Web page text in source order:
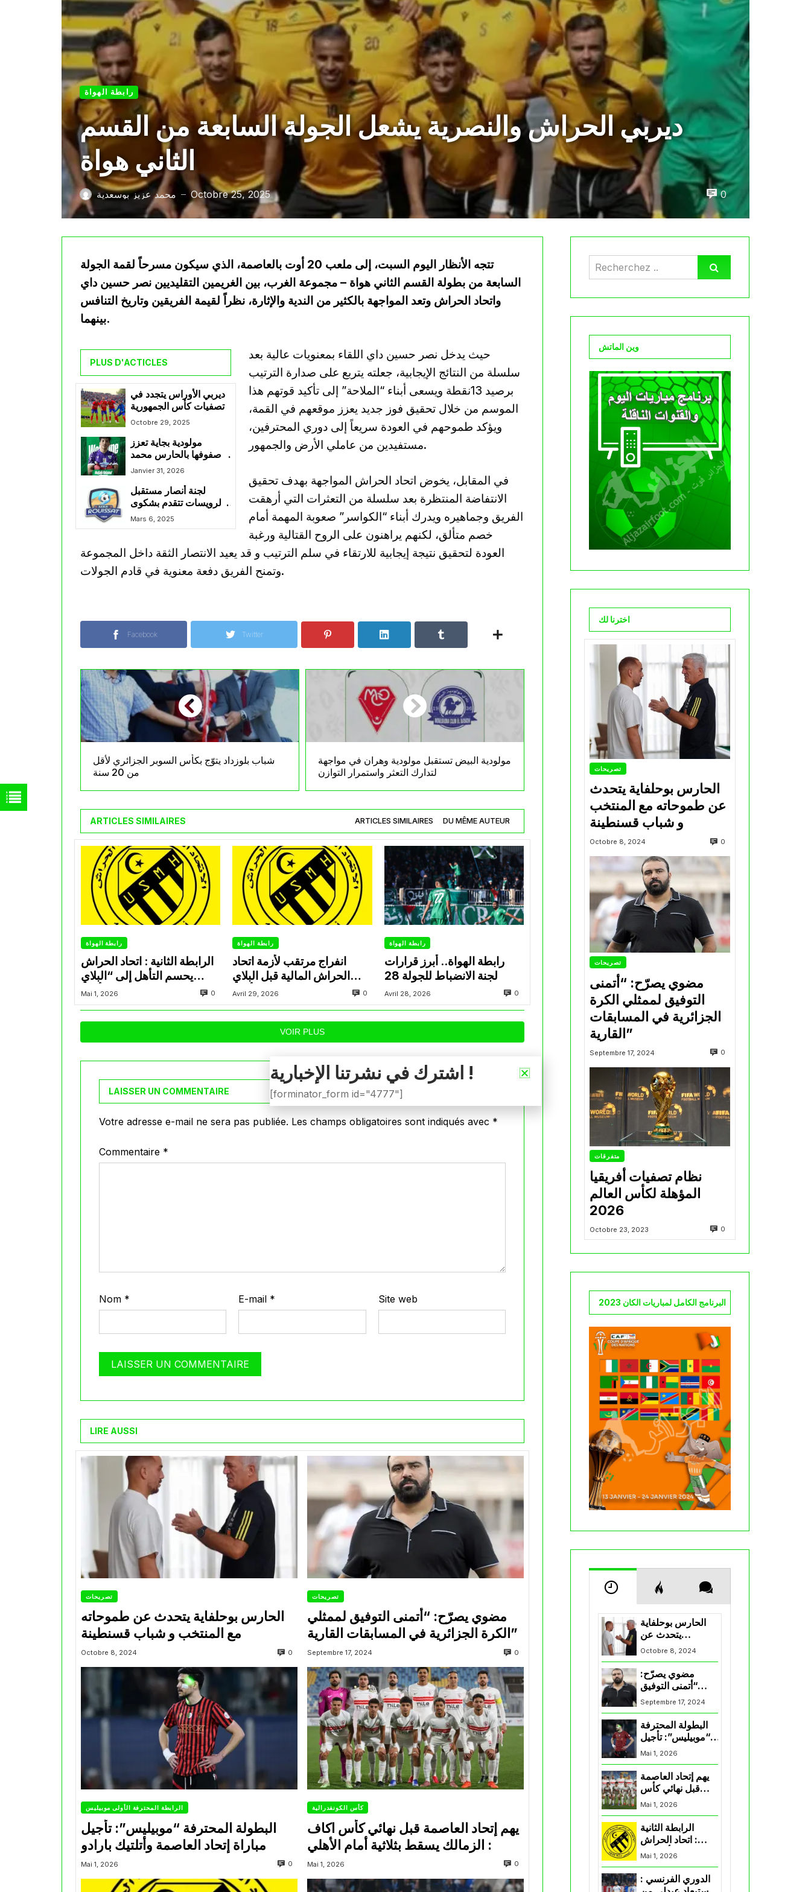
رابطة الهواة
ديربي الحراش والنصرية يشعل الجولة السابعة من القسم
الثاني هواة
محمد عزيز بوسعدية — Octobre 25, 2025 0
تتجه الأنظار اليوم السبت، إلى ملعب 20 أوت بالعاصمة، الذي سيكون مسرحاً لقمة الجولة
السابعة من بطولة القسم الثاني هواة – مجموعة الغرب، بين الغريمين التقليديين نصر حسين داي
واتحاد الحراش وتعد المواجهة بالكثير من الندية والإثارة، نظراً لقيمة الفريقين وتاريخ التنافس
بينهما.
PLUS D'ACTICLES
ديربي الأوراس يتجدد في
تصفيات كأس الجمهورية
Octobre 29, 2025
مولودية بجاية تعزز
صفوفها بالحارس محمد
مجاجي
Janvier 31, 2026
لجنة أنصار مستقبل
الرويسات تتقدم بشكوى
ضد قناة جزائرية
Mars 6, 2025
حيث يدخل نصر حسين داي اللقاء بمعنويات عالية بعد
سلسلة من النتائج الإيجابية، جعلته يتربع على صدارة الترتيب
برصيد 13نقطة ويسعى أبناء “الملاحة” إلى تأكيد قوتهم هذا
الموسم من خلال تحقيق فوز جديد يعزز موقعهم في القمة،
ويؤكد طموحهم في العودة سريعاً إلى دوري المحترفين،
مستفيدين من عاملي الأرض والجمهور.
في المقابل، يخوض اتحاد الحراش المواجهة بهدف تحقيق
الانتفاضة المنتظرة بعد سلسلة من التعثرات التي أرهقت
الفريق وجماهيره ويدرك أبناء “الكواسر” صعوبة المهمة أمام
خصم متألق، لكنهم يراهنون على الروح القتالية ورغبة
العودة لتحقيق نتيجة إيجابية للارتقاء في سلم الترتيب و قد يعيد الانتصار الثقة داخل المجموعة
وتمنح الفريق دفعة معنوية في قادم الجولات.
Facebook Twitter
شباب بلوزداد يتوّج بكأس السوبر الجزائري لأقل
من 20 سنة
مولودية البيض تستقبل مولودية وهران في مواجهة
لتدارك التعثر واستمرار التوازن
ARTICLES SIMILAIRES ARTICLES SIMILAIRES DU MÊME AUTEUR
رابطة الهواة
الرابطة الثانية : اتحاد الحراش
يحسم التأهل إلى “البلاي
أوف”
Mai 1, 2026 0
رابطة الهواة
انفراج مرتقب لأزمة اتحاد
الحراش المالية قبل البلاي
أوف
Avril 29, 2026 0
رابطة الهواة
رابطة الهواة.. أبرز قرارات
لجنة الانضباط للجولة 28
Avril 28, 2026 0
VOIR PLUS
LAISSER UN COMMENTAIRE
Votre adresse e-mail ne sera pas publiée. Les champs obligatoires sont indiqués avec *
Commentaire *
Nom * E-mail * Site web
LIRE AUSSI
تصريحات
الحارس بوحلفاية يتحدث عن طموحاته
مع المنتخب و شباب قسنطينة
Octobre 8, 2024 0
تصريحات
مضوي يصرّح: “أتمنى التوفيق لممثلي
الكرة الجزائرية في المسابقات القارية”
Septembre 17, 2024 0
الرابطة المحترفة الأولى موبيليس
البطولة المحترفة “موبيليس”: تأجيل
مباراة إتحاد العاصمة وأتلتيك بارادو
Mai 1, 2026 0
كأس الكونفدرالية
يهم إتحاد العاصمة قبل نهائي كأس اكاف
Mai 1, 2026 0
وين الماتش
اخترنا لك
تصريحات
الحارس بوحلفاية يتحدث
عن طموحاته مع المنتخب
و شباب قسنطينة
Octobre 8, 2024 0
تصريحات
مضوي يصرّح: “أتمنى
التوفيق لممثلي الكرة
الجزائرية في المسابقات
القارية”
Septembre 17, 2024 0
متفرقات
نظام تصفيات أفريقيا
المؤهلة لكأس العالم
2026
Octobre 23, 2023 0
البرنامج الكامل لمباريات الكان 2023
الحارس بوحلفاية
يتحدث عن
طموحاته مع
المنتخب و شباب
قسنطينة
Octobre 8, 2024
مضوي يصرّح:
“أتمنى التوفيق
لممثلي الكرة
الجزائرية في
Septembre 17, 2024
البطولة المحترفة
“موبيليس”: تأجيل
مباراة إتحاد
العاصمة وأتلتيك
بارادو
Mai 1, 2026
يهم إتحاد العاصمة
قبل نهائي كأس
اكاف : الزمالك
يسقط بثلاثية أمام
Mai 1, 2026
الرابطة الثانية
: اتحاد الحراش
يحسم التأهل إلى
“البلاي أوف”
Mai 1, 2026
الدوري الفرنسي :
اشترك في نشرتنا الإخبارية !
[forminator_form id="4777"]